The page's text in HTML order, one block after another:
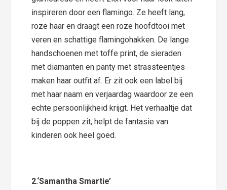
inspireren door een flamingo. Ze heeft lang,
roze haar en draagt een roze hoofdtooi met
veren en schattige flamingohakken. De lange
handschoenen met toffe print, de sieraden
met diamanten en panty met strassteentjes
maken haar outfit af. Er zit ook een label bij
met haar naam en verjaardag waardoor ze een
echte persoonlijkheid krijgt. Het verhaaltje dat
bij de poppen zit, helpt de fantasie van
kinderen ook heel goed.
2.‘Samantha Smartie’